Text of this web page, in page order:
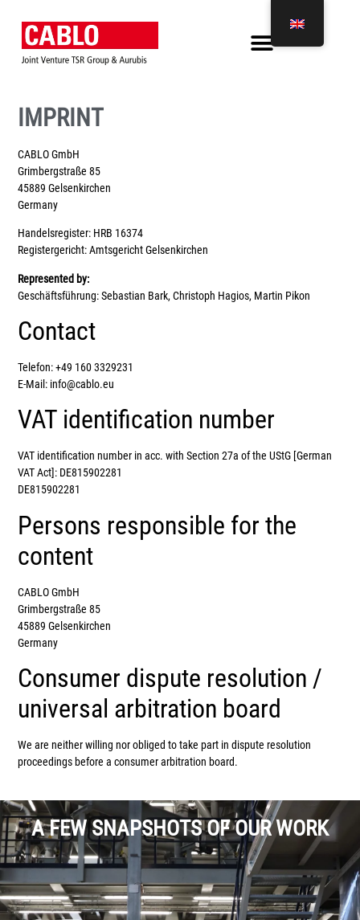
IMPRINT
CABLO GmbH
Grimbergstraße 85
45889 Gelsenkirchen
Germany
Handelsregister: HRB 16374
Registergericht: Amtsgericht Gelsenkirchen
Represented by:
Geschäftsführung: Sebastian Bark, Christoph Hagios, Martin Pikon
Contact
Telefon: +49 160 3329231
E-Mail: info@cablo.eu
VAT identification number
VAT identification number in acc. with Section 27a of the UStG [German
VAT Act]: DE815902281
DE815902281
Persons responsible for the
content
CABLO GmbH
Grimbergstraße 85
45889 Gelsenkirchen
Germany
Consumer dispute resolution /
universal arbitration board
We are neither willing nor obliged to take part in dispute resolution
proceedings before a consumer arbitration board.
A FEW SNAPSHOTS OF OUR WORK